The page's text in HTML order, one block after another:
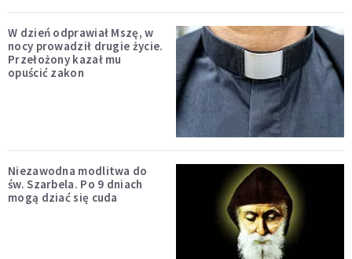
W dzień odprawiał Mszę, w
nocy prowadził drugie życie.
Przełożony kazał mu
opuścić zakon
Niezawodna modlitwa do
św. Szarbela. Po 9 dniach
mogą dziać się cuda